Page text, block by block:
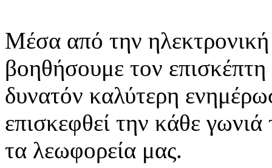
Μέσα από την ηλεκτρονική
βοηθήσουμε τον
δυνατόν καλύτερη
επισκεφθεί την κάθε
τα λεωφορεία μας.